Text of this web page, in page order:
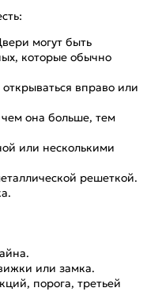
могут быть
которые обычно
вправо или
она больше, тем
или несколькими
решеткой.
или замка.
порога, третьей